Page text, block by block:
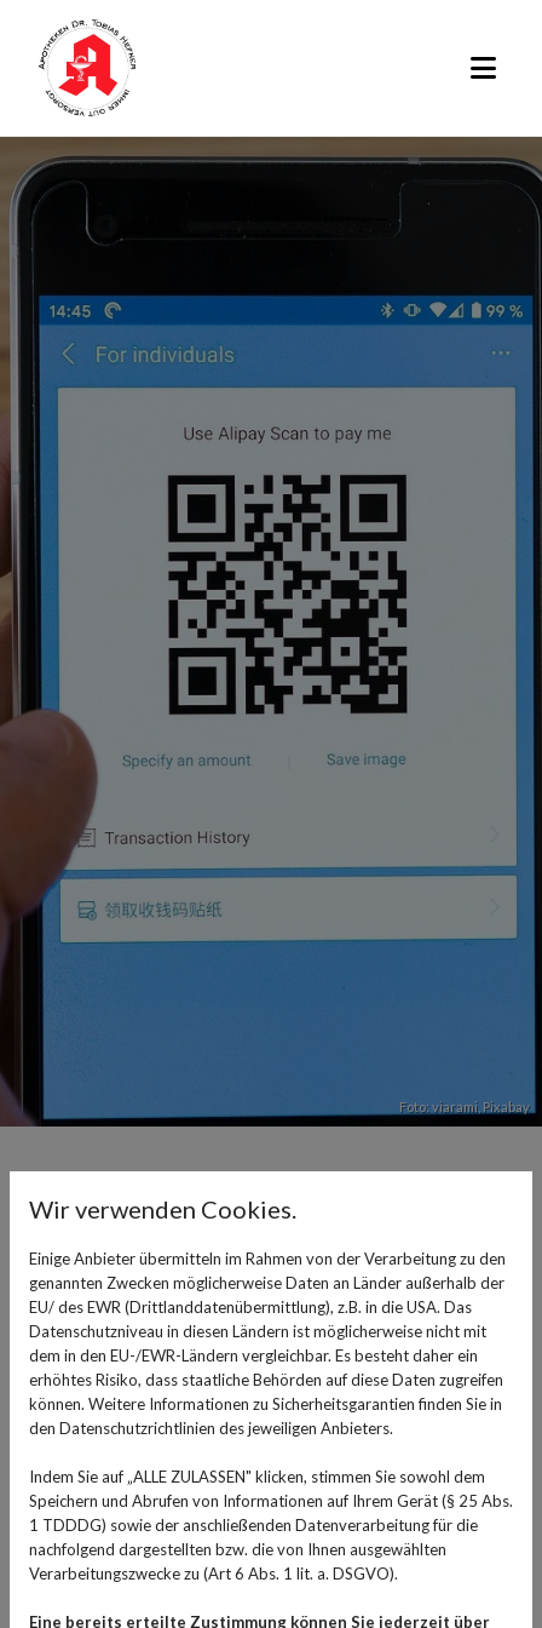
Foto: viarami, Pixabay
tun?
25. Mai 2022
Alles wird digitaler, das macht auch vor
Gesundheitsthemen nicht Halt. Bald wird es Rezepte, die
bisher auf einen Zettel gedruckt und per Hand
unterschrieben werden, von der Ärztin oder vom Arzt
der elektrischen Signatur versehen wird das Rezept von
der Praxis aufs Handy geschickt, in der Apotheke kann
dieser QR-Code dann ausgelesen und das passende
Medikament übergeben werden. Doch was passiert
Wir verwenden Cookies.
Einige Anbieter übermitteln im Rahmen von der Verarbeitung zu den
genannten Zwecken möglicherweise Daten an Länder außerhalb der
EU/ des EWR (Drittlanddatenübermittlung), z.B. in die USA. Das
Datenschutzniveau in diesen Ländern ist möglicherweise nicht mit
dem in den EU-/EWR-Ländern vergleichbar. Es besteht daher ein
erhöhtes Risiko, dass staatliche Behörden auf diese Daten zugreifen
können. Weitere Informationen zu Sicherheitsgarantien finden Sie in
den Datenschutzrichtlinien des jeweiligen Anbieters.
Indem Sie auf „ALLE ZULASSEN" klicken, stimmen Sie sowohl dem
Speichern und Abrufen von Informationen auf Ihrem Gerät (§ 25 Abs.
1 TDDDG) sowie der anschließenden Datenverarbeitung für die
nachfolgend dargestellten bzw. die von Ihnen ausgewählten
Verarbeitungszwecke zu (Art 6 Abs. 1 lit. a. DSGVO).
Eine bereits erteilte Zustimmung können Sie jederzeit über